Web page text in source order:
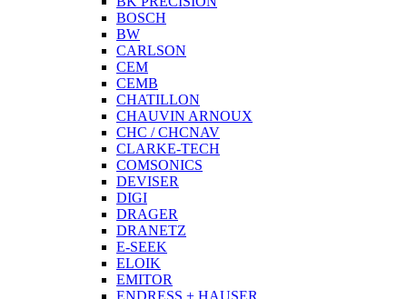
BOSCH
BW
CARLSON
CEM
CEMB
CHATILLON
CHAUVIN ARNOUX
CHC / CHCNAV
CLARKE-TECH
COMSONICS
DEVISER
DIGI
DRAGER
DRANETZ
E-SEEK
ELOIK
EMITOR
ENDRESS + HAUSER